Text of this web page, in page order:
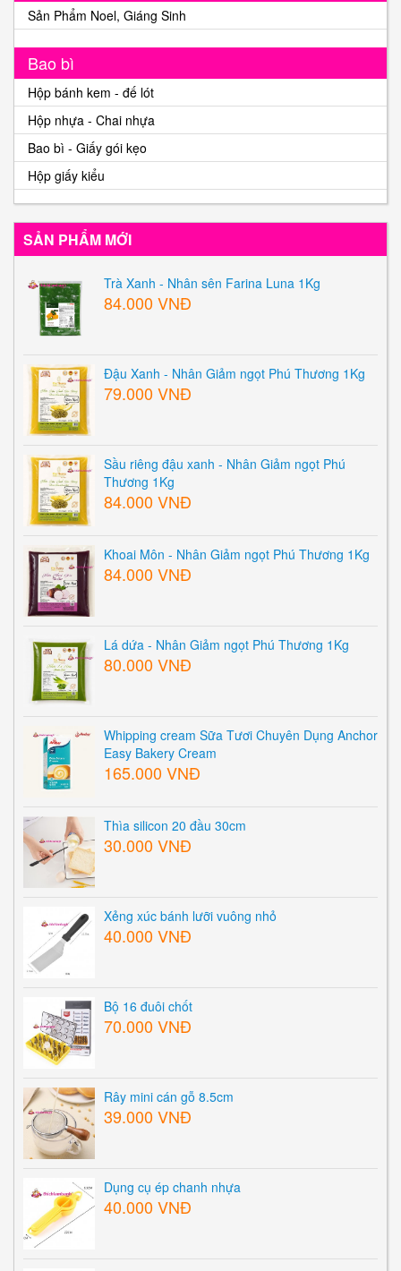
Sản Phẩm Noel, Giáng Sinh
Bao bì
Hộp bánh kem - đế lót
Hộp nhựa - Chai nhựa
Bao bì - Giấy gói kẹo
Hộp giấy kiểu
SẢN PHẨM MỚI
Trà Xanh - Nhân sên Farina Luna 1Kg
84.000 VNĐ
Đậu Xanh - Nhân Giảm ngọt Phú Thương 1Kg
79.000 VNĐ
Sầu riêng đậu xanh - Nhân Giảm ngọt Phú
Thương 1Kg
84.000 VNĐ
Khoai Môn - Nhân Giảm ngọt Phú Thương 1Kg
84.000 VNĐ
Lá dứa - Nhân Giảm ngọt Phú Thương 1Kg
80.000 VNĐ
Whipping cream Sữa Tươi Chuyên Dụng Anchor
Easy Bakery Cream
165.000 VNĐ
Thìa silicon 20 đầu 30cm
30.000 VNĐ
Xẻng xúc bánh lưỡi vuông nhỏ
40.000 VNĐ
Bộ 16 đuôi chốt
70.000 VNĐ
Rây mini cán gỗ 8.5cm
39.000 VNĐ
Dụng cụ ép chanh nhựa
40.000 VNĐ